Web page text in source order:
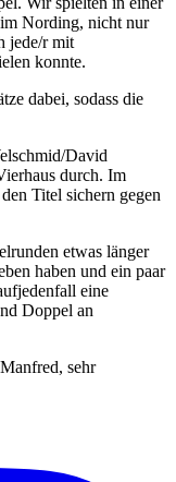
im Nording, nicht nur
jede/r mit
konnte.
dabei, sodass die
David
durch. Im
Titel sichern gegen
etwas länger
haben und ein paar
eine
Doppel an
sehr